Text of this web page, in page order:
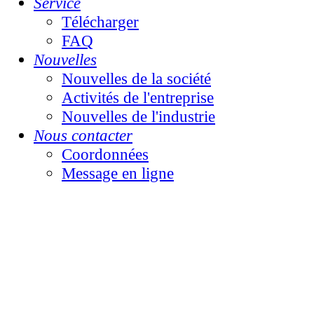
Télécharger
FAQ
Nouvelles
Nouvelles de la société
Activités de l'entreprise
Nouvelles de l'industrie
Nous contacter
Coordonnées
Message en ligne